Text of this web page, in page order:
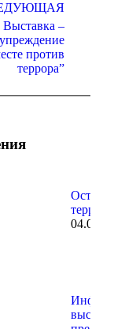
Выставка –
против
террора”
выставка-